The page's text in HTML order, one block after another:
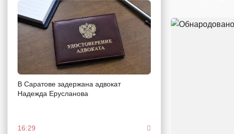
В Саратове задержана адвокат
Надежда Ерусланова
16:29